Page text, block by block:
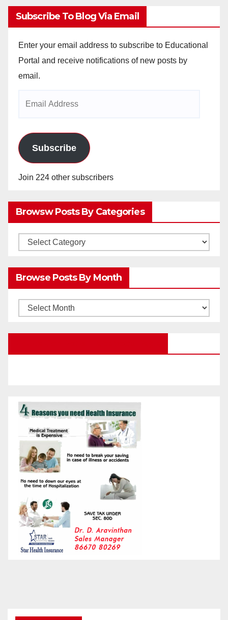
Subscribe To Blog Via Email
Enter your email address to subscribe to Educational
Portal and receive notifications of new posts by
email.
Subscribe
Join 224 other subscribers
Browsw Posts By Categories
Browsw
Browse Posts By Month
Browse